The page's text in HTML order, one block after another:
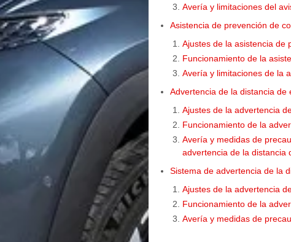
Avería y limitaciones del
Asistencia de prevención de
Ajustes de la asistencia de
Funcionamiento de la
Avería y limitaciones de la
Advertencia de la distancia de
Ajustes de la advertencia
Funcionamiento de la
Avería y medidas de
advertencia de la distancia
Sistema de advertencia de la
Ajustes de la advertencia
Funcionamiento de la
Avería y medidas de